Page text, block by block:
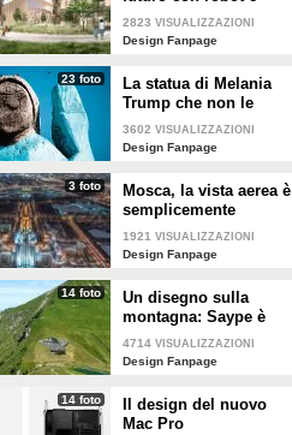
macchine autonome
2823 VISUALIZZAZIONI
Design Fanpage
23 foto
La statua di Melania
Trump che non le
somiglia per niente e
tutti gli altri "disastri"
3602 VISUALIZZAZIONI
Design Fanpage
3 foto
Mosca, la vista aerea è
semplicemente
mozzafiato
1921 VISUALIZZAZIONI
Design Fanpage
14 foto
Un disegno sulla
montagna: Saype è
l'artista che dipinge
prati e montagne
4714 VISUALIZZAZIONI
Design Fanpage
14 foto
Il design del nuovo
Mac Pro